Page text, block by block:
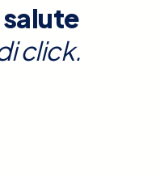
click.